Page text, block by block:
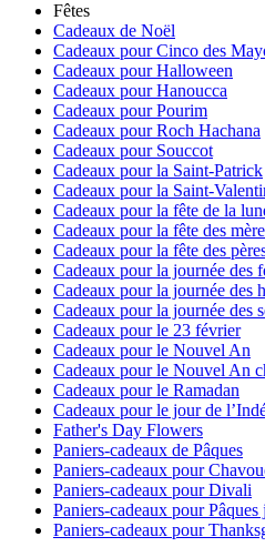
Fêtes
Cadeaux de Noël
Cadeaux pour Cinco des
Cadeaux pour Halloween
Cadeaux pour Hanoucca
Cadeaux pour Pourim
Cadeaux pour Roch Hachana
Cadeaux pour Souccot
Cadeaux pour la Saint-Patrick
Cadeaux pour la Saint-
Cadeaux pour la fête de la
Cadeaux pour la fête des
Cadeaux pour la fête des
Cadeaux pour la journée des
Cadeaux pour la journée des
Cadeaux pour la journée des
Cadeaux pour le 23 février
Cadeaux pour le Nouvel An
Cadeaux pour le Nouvel An
Cadeaux pour le Ramadan
Cadeaux pour le jour de
Father's Day Flowers
Paniers-cadeaux de Pâques
Paniers-cadeaux pour
Paniers-cadeaux pour Divali
Paniers-cadeaux pour Pâques
Paniers-cadeaux pour